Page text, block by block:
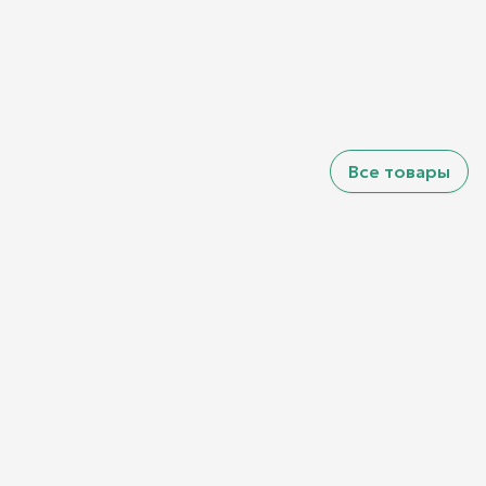
Все товары